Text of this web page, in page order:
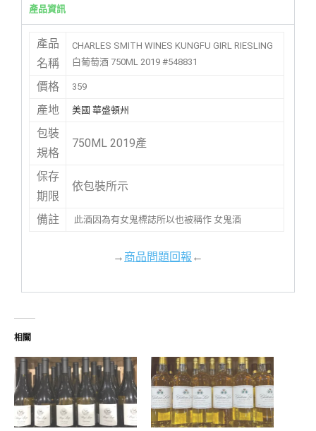
產品資訊
產品
名稱
CHARLES SMITH WINES KUNGFU GIRL RIESLING
白葡萄酒 750ML 2019 #548831
價格 359
產地 美國 華盛頓州
包裝
規格
750ML 2019產
保存
期限
依包裝所示
備註 此酒因為有女鬼標誌所以也被稱作 女鬼酒
→商品問題回報←
相關